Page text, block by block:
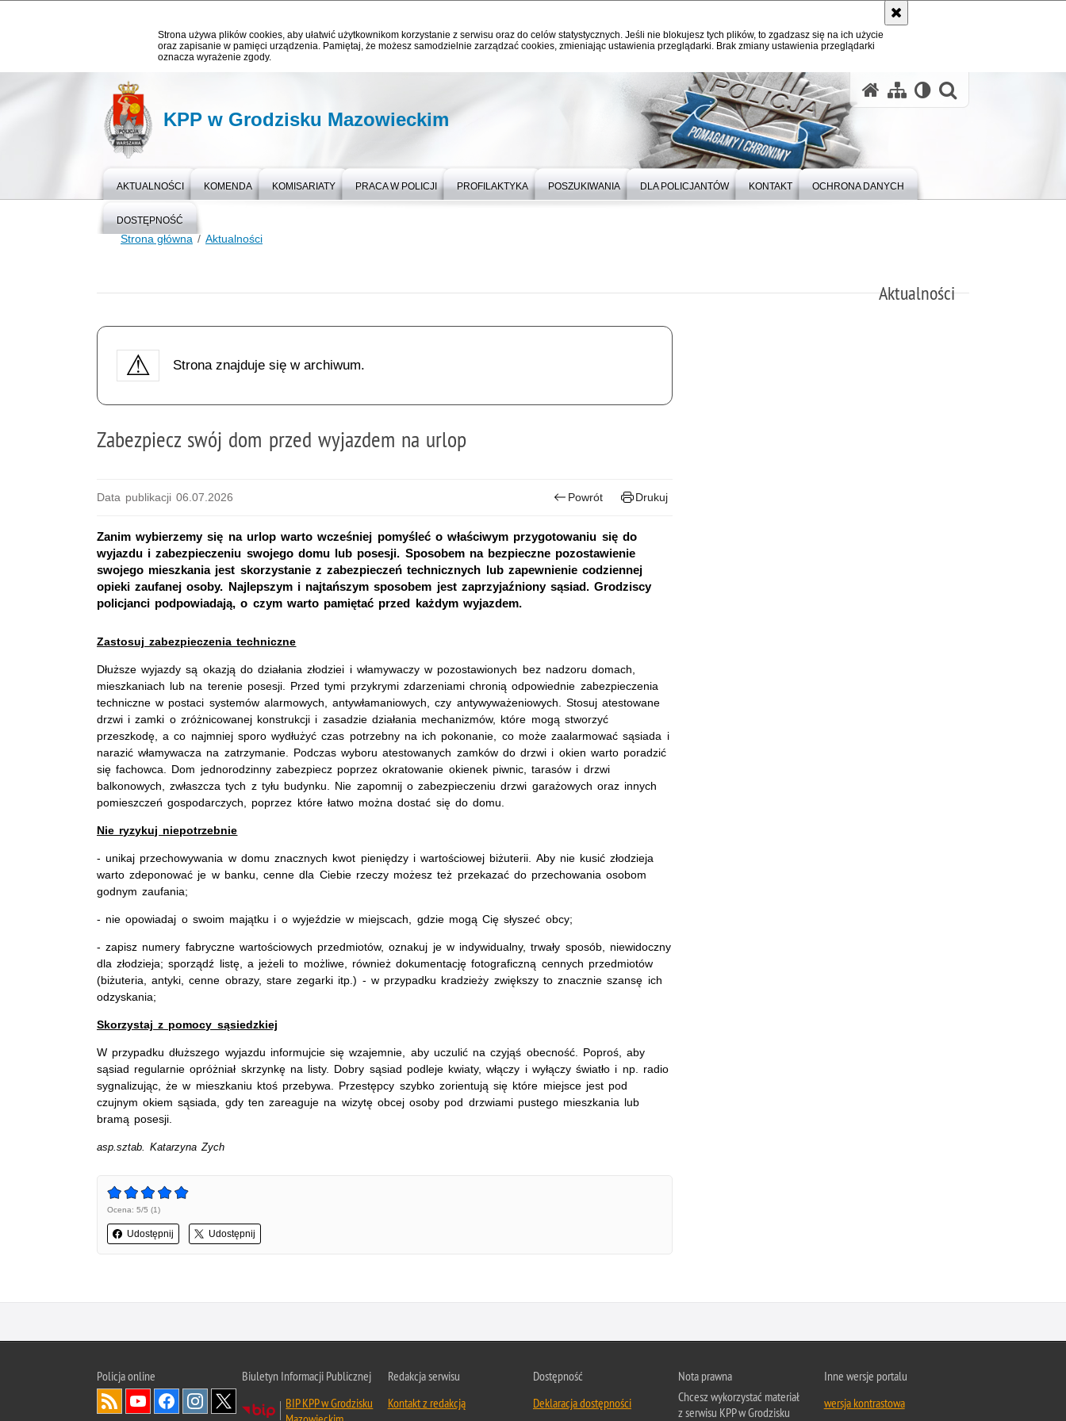
Strona używa plików cookies, aby ułatwić użytkownikom korzystanie z serwisu oraz do celów statystycznych. Jeśli nie blokujesz tych plików, to zgadzasz się na ich użycie
oraz zapisanie w pamięci urządzenia. Pamiętaj, że możesz samodzielnie zarządzać cookies, zmieniając ustawienia przeglądarki. Brak zmiany ustawienia przeglądarki
oznacza wyrażenie zgody.
KPP w Grodzisku Mazowieckim
AKTUALNOŚCI KOMENDA KOMISARIATY PRACA W POLICJI PROFILAKTYKA POSZUKIWANIA DLA POLICJANTÓW KONTAKT OCHRONA DANYCH
DOSTĘPNOŚĆ
Strona główna Aktualności
Aktualności
Strona znajduje się w archiwum.
Zabezpiecz swój dom przed wyjazdem na urlop
Data publikacji 06.07.2026 Powrót Drukuj
Zanim wybierzemy się na urlop warto wcześniej pomyśleć o właściwym przygotowaniu się do
wyjazdu i zabezpieczeniu swojego domu lub posesji. Sposobem na bezpieczne pozostawienie
swojego mieszkania jest skorzystanie z zabezpieczeń technicznych lub zapewnienie codziennej
opieki zaufanej osoby. Najlepszym i najtańszym sposobem jest zaprzyjaźniony sąsiad. Grodziscy
policjanci podpowiadają, o czym warto pamiętać przed każdym wyjazdem.
Zastosuj zabezpieczenia techniczne
Dłuższe wyjazdy są okazją do działania złodziei i włamywaczy w pozostawionych bez nadzoru domach,
mieszkaniach lub na terenie posesji. Przed tymi przykrymi zdarzeniami chronią odpowiednie zabezpieczenia
techniczne w postaci systemów alarmowych, antywłamaniowych, czy antywyważeniowych. Stosuj atestowane
drzwi i zamki o zróżnicowanej konstrukcji i zasadzie działania mechanizmów, które mogą stworzyć
przeszkodę, a co najmniej sporo wydłużyć czas potrzebny na ich pokonanie, co może zaalarmować sąsiada i
narazić włamywacza na zatrzymanie. Podczas wyboru atestowanych zamków do drzwi i okien warto poradzić
się fachowca. Dom jednorodzinny zabezpiecz poprzez okratowanie okienek piwnic, tarasów i drzwi
balkonowych, zwłaszcza tych z tyłu budynku. Nie zapomnij o zabezpieczeniu drzwi garażowych oraz innych
pomieszczeń gospodarczych, poprzez które łatwo można dostać się do domu.
Nie ryzykuj niepotrzebnie
- unikaj przechowywania w domu znacznych kwot pieniędzy i wartościowej biżuterii. Aby nie kusić złodzieja
warto zdeponować je w banku, cenne dla Ciebie rzeczy możesz też przekazać do przechowania osobom
godnym zaufania;
- nie opowiadaj o swoim majątku i o wyjeździe w miejscach, gdzie mogą Cię słyszeć obcy;
- zapisz numery fabryczne wartościowych przedmiotów, oznakuj je w indywidualny, trwały sposób, niewidoczny
dla złodzieja; sporządź listę, a jeżeli to możliwe, również dokumentację fotograficzną cennych przedmiotów
(biżuteria, antyki, cenne obrazy, stare zegarki itp.) - w przypadku kradzieży zwiększy to znacznie szansę ich
odzyskania;
Skorzystaj z pomocy sąsiedzkiej
W przypadku dłuższego wyjazdu informujcie się wzajemnie, aby uczulić na czyjąś obecność. Poproś, aby
sąsiad regularnie opróżniał skrzynkę na listy. Dobry sąsiad podleje kwiaty, włączy i wyłączy światło i np. radio
sygnalizując, że w mieszkaniu ktoś przebywa. Przestępcy szybko zorientują się które miejsce jest pod
czujnym okiem sąsiada, gdy ten zareaguje na wizytę obcej osoby pod drzwiami pustego mieszkania lub
bramą posesji.
asp.sztab. Katarzyna Zych
Ocena: 5/5 (1)
Udostępnij Udostępnij
Policja online
Biuletyn Informacji Publicznej
BIP KPP w Grodzisku
Redakcja serwisu
Kontakt z redakcją
Dostępność
Deklaracja dostępności
Nota prawna
Chcesz wykorzystać materiał
z serwisu KPP w Grodzisku
Inne wersje portalu
wersja kontrastowa